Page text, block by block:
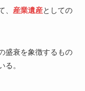
、 産業遺産としての
盛衰を象徴するもの
る。